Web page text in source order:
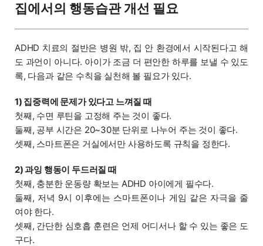
집에서의 행동습관 개선 필요
ADHD 치료의 절반은 병원 밖, 집 안 환경에서 시작된다고 해
도 과언이 아니다. 아이가 조금 더 편안한 하루를 보낼 수 있도
록, 다음과 같은 수칙을 실천해 볼 필요가 있다.
1) 집중력에 문제가 있다고 느껴질 때
첫째, 수면 루틴을 고정해 주는 것이 좋다.
둘째, 공부 시간은 20~30분 단위로 나누어 주는 것이 좋다.
셋째, 스마트폰은 거실에서만 사용하도록 규칙을 정한다.
2) 과잉 행동이 두드러질 때
첫째, 충분한 운동량 확보는 ADHD 아이에게 필수다.
둘째, 저녁 9시 이후에는 스마트폰이나 게임 같은 자극을 줄
여야 한다.
셋째, 간단한 심호흡 훈련은 언제 어디서나 할 수 있는 좋은 도
구다.